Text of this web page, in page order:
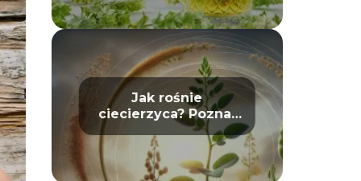
Jak rośnie
ciecierzyca? Poznaj
jej cykl życia